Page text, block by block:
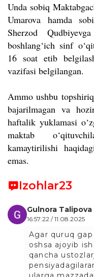
Unda sobiq
Umarova hamda
Sherzod
boshlang‘ich sinf
16 soat etib
vazifasi belgilangan.
Ammo ushbu
bajarilmagan va
haftalik yuklamasi
maktab
kamaytirilishi
emas.
Izohlar23
Gulnora Talipova
16:57:22 / 11.08.2025
Agar quruq
oshsa ajoyib
qancha